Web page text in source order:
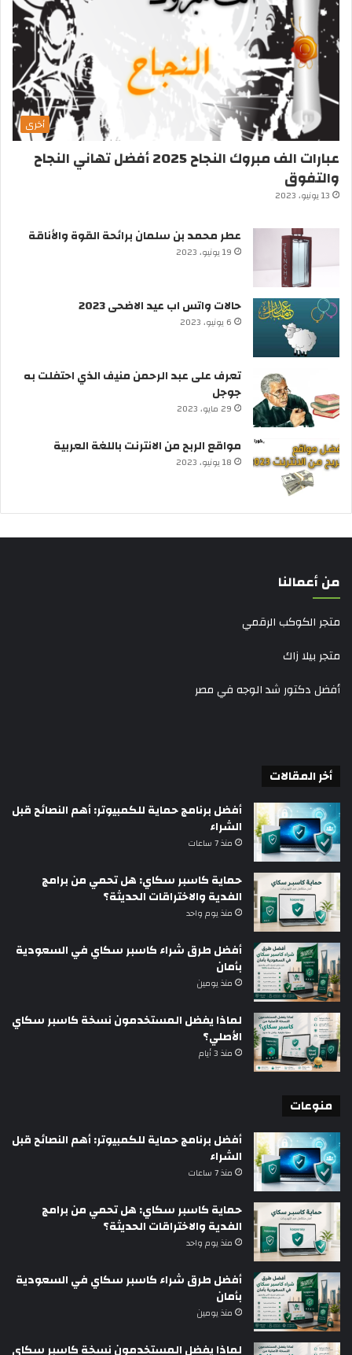
أخرى
عبارات الف مبروك النجاح 2025 أفضل تهاني النجاح
والتفوق
13 يونيو، 2023
عطر محمد بن سلمان برائحة القوة والأناقة
19 يونيو، 2023
حالات واتس اب عيد الاضحى 2023
6 يونيو، 2023
تعرف على عبد الرحمن منيف الذي احتفلت به
جوجل
29 مايو، 2023
مواقع الربح من الانترنت باللغة العربية
18 يونيو، 2023
من أعمالنا
متجر الكوكب الرقمي
متجر بيلا زاك
أفضل دكتور شد الوجه في مصر
أخر المقالات
أفضل برنامج حماية للكمبيوتر: أهم النصائح قبل
الشراء
منذ 7 ساعات
حماية كاسبر سكاي: هل تحمي من برامج
الفدية والاختراقات الحديثة؟
منذ يوم واحد
أفضل طرق شراء كاسبر سكاي في السعودية
بأمان
منذ يومين
لماذا يفضل المستخدمون نسخة كاسبر سكاي
الأصلي؟
منذ 3 أيام
منوعات
أفضل برنامج حماية للكمبيوتر: أهم النصائح قبل
الشراء
منذ 7 ساعات
حماية كاسبر سكاي: هل تحمي من برامج
الفدية والاختراقات الحديثة؟
منذ يوم واحد
أفضل طرق شراء كاسبر سكاي في السعودية
بأمان
منذ يومين
لماذا يفضل المستخدمون نسخة كاسبر سكاي